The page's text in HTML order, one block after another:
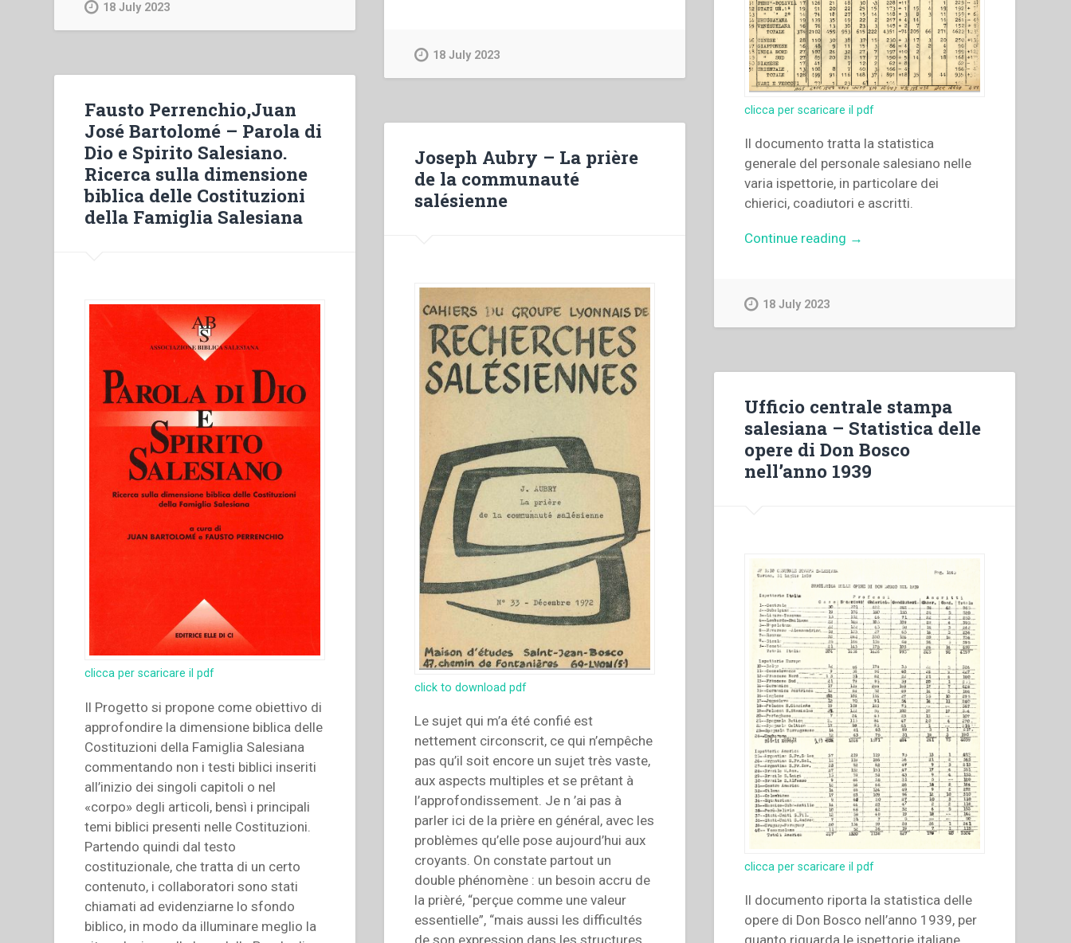
Il
salesiano”
18 July 2023
personale
1
gennaio
1950.”
18 July 2023
clicca per scaricare il pdf
Il documento tratta la statistica
generale del personale salesiano nelle
varia ispettorie, in particolare dei
chierici, coadiutori e ascritti.
Continue reading “Archivio
personale
salesiano
1949.”
→
18 July 2023
Fausto Perrenchio,Juan
José Bartolomé – Parola di
Dio e Spirito Salesiano.
Ricerca sulla dimensione
biblica delle Costituzioni
della Famiglia Salesiana
clicca per scaricare il pdf
Il Progetto si propone come obiettivo di
approfondire la dimensione biblica delle
Costituzioni della Famiglia Salesiana
commentando non i testi biblici inseriti
all’inizio dei singoli capitoli o nel
«corpo» degli articoli, bensì i principali
temi biblici presenti nelle Costituzioni.
Partendo quindi dal testo
costituzionale, che tratta di un certo
contenuto, i collaboratori sono stati
chiamati ad evidenziarne lo sfondo
biblico, in modo da illuminare meglio la
Joseph Aubry – La prière
de la communauté
salésienne
click to download pdf
Le sujet qui m’a été confié est
nettement circonscrit, ce qui n’empêche
pas qu’il soit encore un sujet très vaste,
aux aspects multiples et se prêtant à
l’approfondissement. Je n ’ai pas à
parler ici de la prière en général, avec les
problèmes qu’elle pose aujourd’hui aux
croyants. On constate partout un
double phénomène : un besoin accru de
la prièré, “perçue comme une valeur
essentielle”, “mais aussi les difficultés
Ufficio centrale stampa
salesiana – Statistica delle
opere di Don Bosco
nell’anno 1939
clicca per scaricare il pdf
Il documento riporta la statistica delle
opere di Don Bosco nell’anno 1939, per